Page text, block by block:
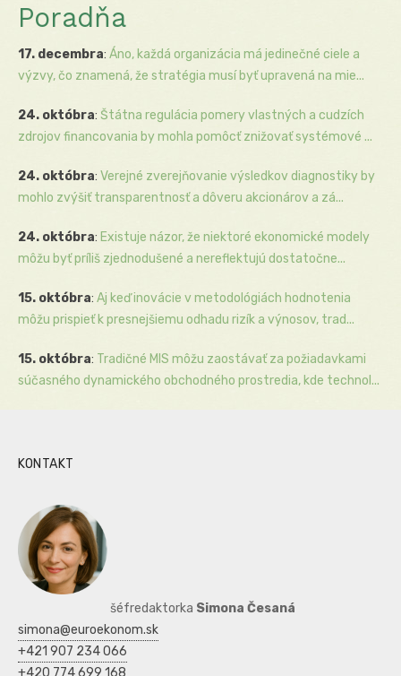
Poradňa
17. decembra: Áno, každá organizácia má jedinečné ciele a
výzvy, čo znamená, že stratégia musí byť upravená na mie...
24. októbra: Štátna regulácia pomery vlastných a cudzích
zdrojov financovania by mohla pomôcť znižovať systémové ...
24. októbra: Verejné zverejňovanie výsledkov diagnostiky by
mohlo zvýšiť transparentnosť a dôveru akcionárov a zá...
24. októbra: Existuje názor, že niektoré ekonomické modely
môžu byť príliš zjednodušené a nereflektujú dostatočne...
15. októbra: Aj keď inovácie v metodológiách hodnotenia
môžu prispieť k presnejšiemu odhadu rizík a výnosov, trad...
15. októbra: Tradičné MIS môžu zaostávať za požiadavkami
súčasného dynamického obchodného prostredia, kde technol...
KONTAKT
šéfredaktorka Simona Česaná
simona@euroekonom.sk
+421 907 234 066
+420 774 699 168